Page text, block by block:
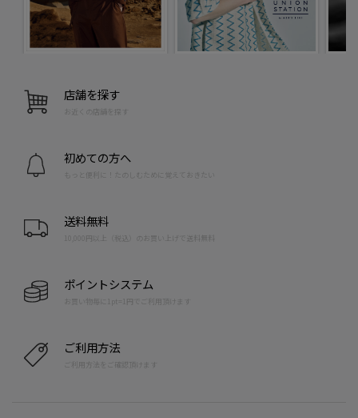
店舗を探す
お近くの店舗を探す
初めての方へ
もっと便利に！たのしむために覚えておきたい
送料無料
10,000円以上（税込）のお買い上げで送料無料
ポイントシステム
お買い物毎に1pt=1円でご利用頂けます
ご利用方法
ご利用方法をご確認頂けます